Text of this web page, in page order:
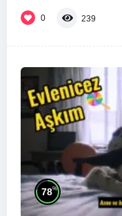
0 239
78%